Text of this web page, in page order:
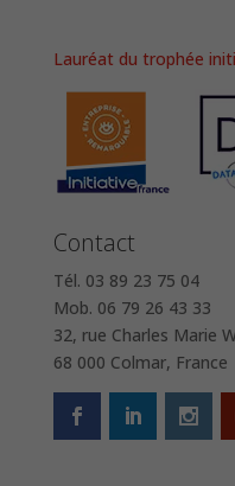
Lauréat du trophée
Contact
Tél. 03 89 23 75 04
Mob. 06 79 26 43 33
32, rue Charles Marie
68 000 Colmar, France